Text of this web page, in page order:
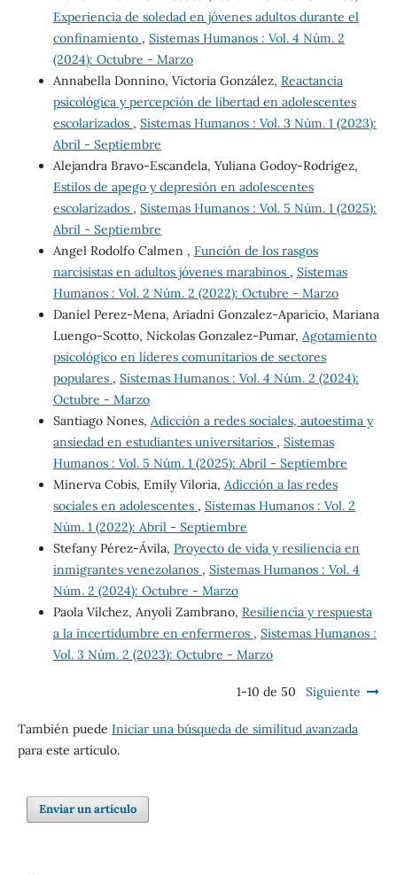
Experiencia de soledad en jóvenes adultos durante el
confinamiento , Sistemas Humanos : Vol. 4 Núm. 2
(2024): Octubre - Marzo
Annabella Donnino, Victoria González, Reactancia
psicológica y percepción de libertad en adolescentes
escolarizados , Sistemas Humanos : Vol. 3 Núm. 1 (2023):
Abril - Septiembre
Alejandra Bravo-Escandela, Yuliana Godoy-Rodrígez,
Estilos de apego y depresión en adolescentes
escolarizados , Sistemas Humanos : Vol. 5 Núm. 1 (2025):
Abril - Septiembre
Angel Rodolfo Calmen , Función de los rasgos
narcisistas en adultos jóvenes marabinos , Sistemas
Humanos : Vol. 2 Núm. 2 (2022): Octubre - Marzo
Daniel Perez-Mena, Ariadni Gonzalez-Aparicio, Mariana
Luengo-Scotto, Nickolas Gonzalez-Pumar, Agotamiento
psicológico en líderes comunitarios de sectores
populares , Sistemas Humanos : Vol. 4 Núm. 2 (2024):
Octubre - Marzo
Santiago Nones, Adicción a redes sociales, autoestima y
ansiedad en estudiantes universitarios , Sistemas
Humanos : Vol. 5 Núm. 1 (2025): Abril - Septiembre
Minerva Cobis, Emily Viloria, Adicción a las redes
sociales en adolescentes , Sistemas Humanos : Vol. 2
Núm. 1 (2022): Abril - Septiembre
Stefany Pérez-Ávila, Proyecto de vida y resiliencia en
inmigrantes venezolanos , Sistemas Humanos : Vol. 4
Núm. 2 (2024): Octubre - Marzo
Paola Vílchez, Anyoli Zambrano, Resiliencia y respuesta
a la incertidumbre en enfermeros , Sistemas Humanos :
Vol. 3 Núm. 2 (2023): Octubre - Marzo
1-10 de 50 Siguiente
También puede Iniciar una búsqueda de similitud avanzada
para este artículo.
Enviar un artículo